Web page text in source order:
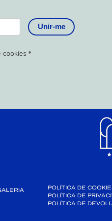
Unir-me
cookies *
POLÍTICA DE
POLÍTICA DE
POLÍTICA DE